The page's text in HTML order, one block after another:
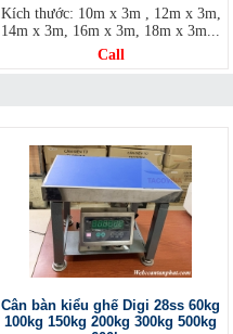
Kích thước: 10m x 3m , 12m x 3m,
14m x 3m, 16m x 3m, 18m x 3m...
Call
Cân bàn kiểu ghế Digi 28ss 60kg
100kg 150kg 200kg 300kg 500kg